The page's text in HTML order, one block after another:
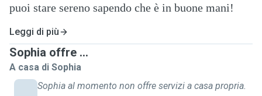
puoi stare sereno sapendo che è in buone mani!
Leggi di più
Sophia offre ...
A casa di Sophia
Sophia al momento non offre servizi a casa propria.